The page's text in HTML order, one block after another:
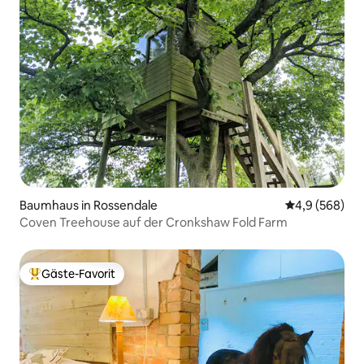
Baumhaus in Rossendale
4,9 (568)
Coven Treehouse auf der Cronkshaw Fold Farm
Beliebter Gäste-Favorit.
Gäste-Favorit